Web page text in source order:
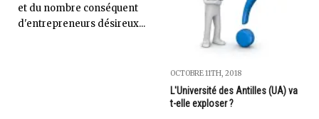
et du nombre conséquent
d'entrepreneurs désireux...
OCTOBRE 11TH, 2018
L'Université des Antilles (UA) va
t-elle exploser ?